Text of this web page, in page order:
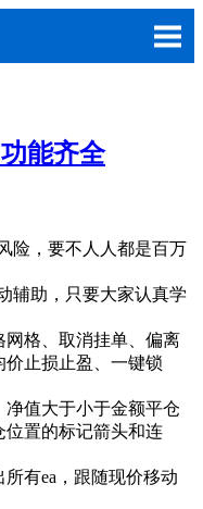
能齐全
险，要不人人都是百万
辅助，只要大家认真学
网格、取消挂单、偏离
价止损止盈、一键锁
值大于小于金额平仓
位置的标记箭头和连
有ea，跟随现价移动